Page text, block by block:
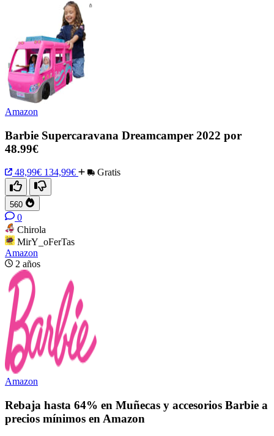
Amazon
Barbie Supercaravana Dreamcamper 2022 por
48.99€
48,99€ 134,99€ Gratis
560
0
Chirola
MirY_oFerTas
Amazon
2 años
Amazon
Rebaja hasta 64% en Muñecas y accesorios Barbie a
precios mínimos en Amazon